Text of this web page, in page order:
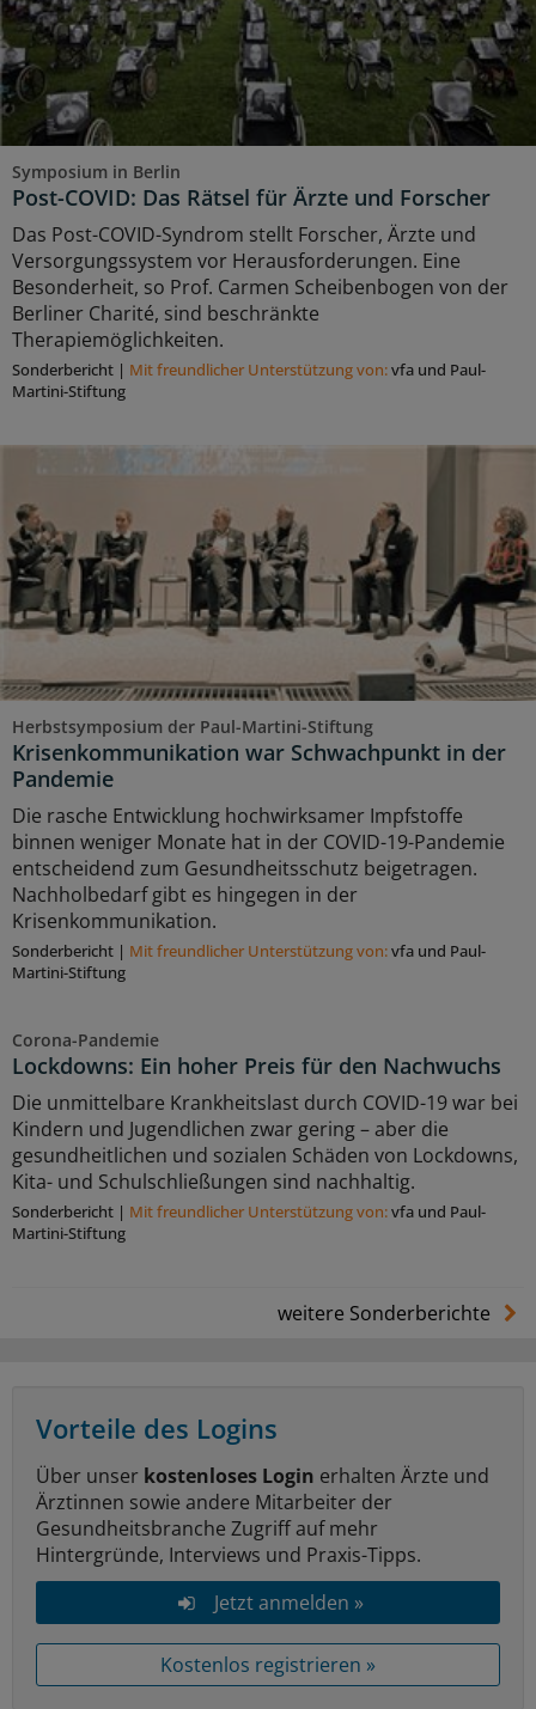
Symposium in Berlin
Post-COVID: Das Rätsel für Ärzte und Forscher
Das Post-COVID-Syndrom stellt Forscher, Ärzte und
Versorgungssystem vor Herausforderungen. Eine
Besonderheit, so Prof. Carmen Scheibenbogen von der
Berliner Charité, sind beschränkte
Therapiemöglichkeiten.
Sonderbericht | Mit freundlicher Unterstützung von:vfa und Paul-
Martini-Stiftung
Herbstsymposium der Paul-Martini-Stiftung
Krisenkommunikation war Schwachpunkt in der
Pandemie
Die rasche Entwicklung hochwirksamer Impfstoffe
binnen weniger Monate hat in der COVID-19-Pandemie
entscheidend zum Gesundheitsschutz beigetragen.
Nachholbedarf gibt es hingegen in der
Krisenkommunikation.
Sonderbericht | Mit freundlicher Unterstützung von:vfa und Paul-
Martini-Stiftung
Corona-Pandemie
Lockdowns: Ein hoher Preis für den Nachwuchs
Die unmittelbare Krankheitslast durch COVID-19 war bei
Kindern und Jugendlichen zwar gering – aber die
gesundheitlichen und sozialen Schäden von Lockdowns,
Kita- und Schulschließungen sind nachhaltig.
Sonderbericht | Mit freundlicher Unterstützung von:vfa und Paul-
Martini-Stiftung
weitere Sonderberichte
Vorteile des Logins
Über unser kostenloses Login erhalten Ärzte und
Ärztinnen sowie andere Mitarbeiter der
Gesundheitsbranche Zugriff auf mehr
Hintergründe, Interviews und Praxis-Tipps.
Jetzt anmelden »
Kostenlos registrieren »